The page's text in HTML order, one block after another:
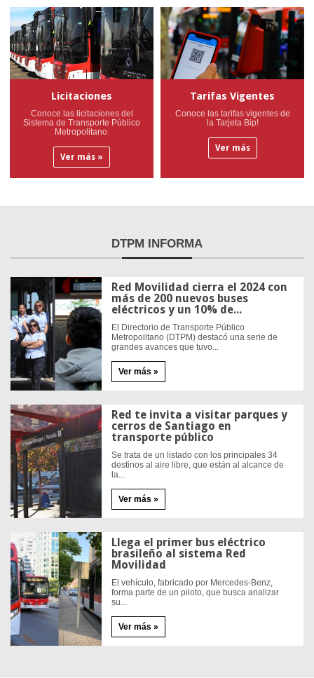
Licitaciones
Conoce las licitaciones del
Sistema de Transporte Público
Metropolitano.
Ver más »
Tarifas Vigentes
Conoce las tarifas vigentes de
la Tarjeta Bip!
Ver más
DTPM INFORMA
Red Movilidad cierra el 2024 con
más de 200 nuevos buses
eléctricos y un 10% de...
El Directorio de Transporte Público
Metropolitano (DTPM) destacó una serie de
grandes avances que tuvo...
Ver más »
Red te invita a visitar parques y
cerros de Santiago en
transporte público
Se trata de un listado con los principales 34
destinos al aire libre, que están al alcance de
la...
Ver más »
Llega el primer bus eléctrico
brasileño al sistema Red
Movilidad
El vehículo, fabricado por Mercedes-Benz,
forma parte de un piloto, que busca analizar
su...
Ver más »